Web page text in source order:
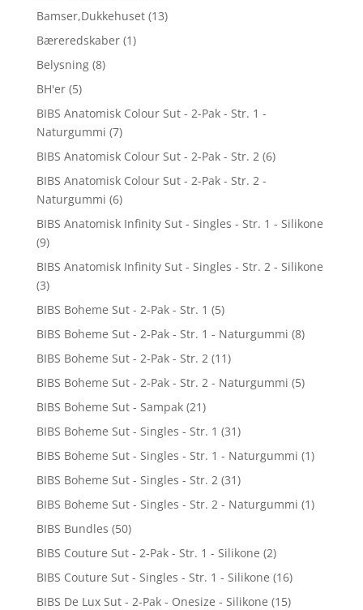
Bamser,Dukkehuset (13)
Bæreredskaber (1)
Belysning (8)
BH'er (5)
BIBS Anatomisk Colour Sut - 2-Pak - Str. 1 -
Naturgummi (7)
BIBS Anatomisk Colour Sut - 2-Pak - Str. 2 (6)
BIBS Anatomisk Colour Sut - 2-Pak - Str. 2 -
Naturgummi (6)
BIBS Anatomisk Infinity Sut - Singles - Str. 1 - Silikone
(9)
BIBS Anatomisk Infinity Sut - Singles - Str. 2 - Silikone
(3)
BIBS Boheme Sut - 2-Pak - Str. 1 (5)
BIBS Boheme Sut - 2-Pak - Str. 1 - Naturgummi (8)
BIBS Boheme Sut - 2-Pak - Str. 2 (11)
BIBS Boheme Sut - 2-Pak - Str. 2 - Naturgummi (5)
BIBS Boheme Sut - Sampak (21)
BIBS Boheme Sut - Singles - Str. 1 (31)
BIBS Boheme Sut - Singles - Str. 1 - Naturgummi (1)
BIBS Boheme Sut - Singles - Str. 2 (31)
BIBS Boheme Sut - Singles - Str. 2 - Naturgummi (1)
BIBS Bundles (50)
BIBS Couture Sut - 2-Pak - Str. 1 - Silikone (2)
BIBS Couture Sut - Singles - Str. 1 - Silikone (16)
BIBS De Lux Sut - 2-Pak - Onesize - Silikone (15)